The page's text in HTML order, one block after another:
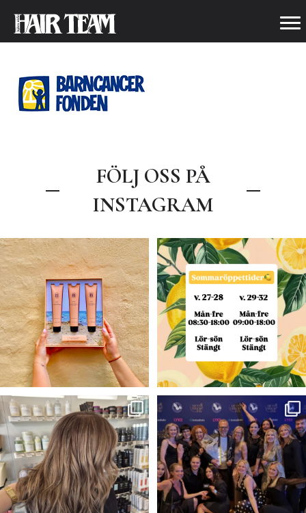
BARNCANCER
FÖLJ OSS PÅ
INSTAGRAM
.
☀️🧡Sommar tävling🧡☀️
Nu har du...
60 48
Våra öppettider under sommaren
🍋🌼
v. 27-28...
7 0
Blond —>Brunett 💫✨✨
Färg- Claudia
...
41 2
VINNARE I ÅRETS
ARBETSGIVARE 2026!⭐️🥂
Igår...
282 50